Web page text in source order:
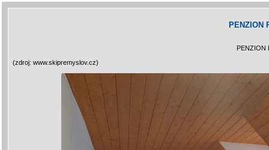
PENZION
PENZION
(zdroj: www.skipremyslov.cz)